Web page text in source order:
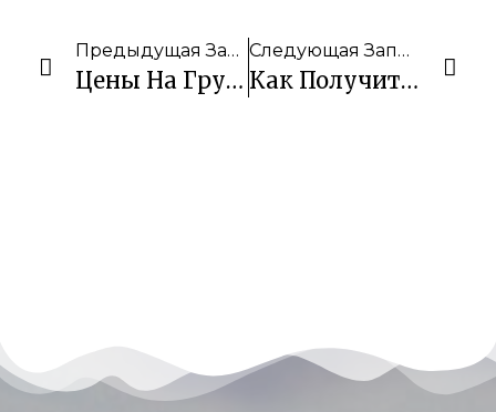
Предыдущая Запись
Цены На Групповые И Индивидуальные Экскурсии На Миндоро Для Двух (2) Человек
Следующая Запись
Как Получить QR Код Для Въезда На Филиппины Бесплатно